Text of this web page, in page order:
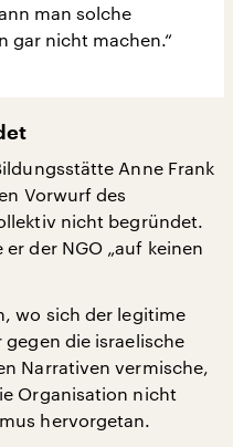
man solche
gar nicht machen.“
Anne Frank
Vorwurf des
nicht begründet.
der NGO „auf keinen
wo sich der legitime
gegen die israelische
Narrativen vermische,
Organisation nicht
hervorgetan.